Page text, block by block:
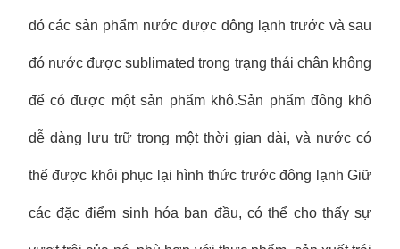
đó các sản phẩm nước được đông lạnh trước và sau
đó nước được sublimated trong trạng thái chân không
để có được một sản phẩm khô.Sản phẩm đông khô
dễ dàng lưu trữ trong một thời gian dài, và nước có
thể được khôi phục lại hình thức trước đông lạnh Giữ
các đặc điểm sinh hóa ban đầu, có thể cho thấy sự